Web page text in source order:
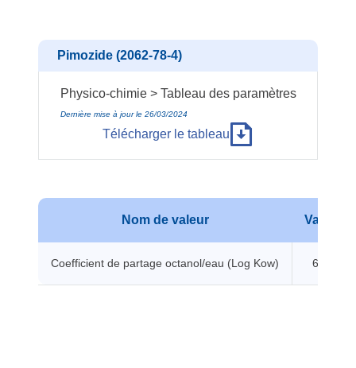
Pimozide (2062-78-4)
Physico-chimie > Tableau des paramètres
Dernière mise à jour le 26/03/2024
Télécharger le tableau
Nom de valeur Valeur
Coefficient de partage octanol/eau (Log Kow) 6.3 -